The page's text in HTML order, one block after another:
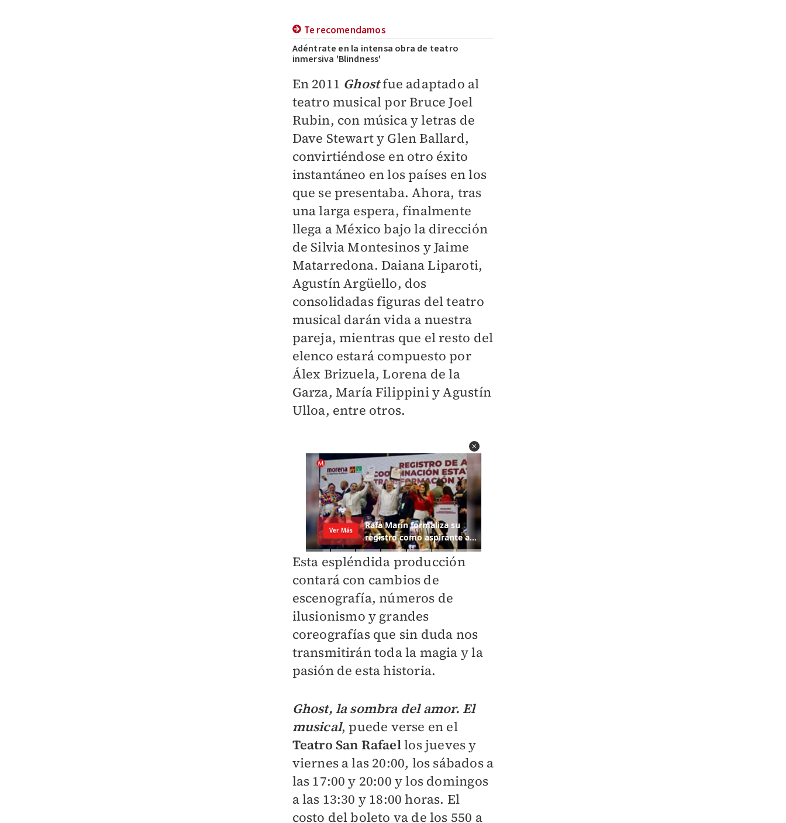
Te recomendamos
Adéntrate en la intensa obra de teatro
inmersiva 'Blindness'
En 2011 Ghostfue adaptado al
teatro musical por Bruce Joel
Rubin, con música y letras de
Dave Stewart y Glen Ballard,
convirtiéndose en otro éxito
instantáneo en los países en los
que se presentaba. Ahora, tras
una larga espera, finalmente
llega a México bajo la dirección
de Silvia Montesinos y Jaime
Matarredona. Daiana Liparoti,
Agustín Argüello, dos
consolidadas figuras del teatro
musical darán vida a nuestra
pareja, mientras que el resto del
elenco estará compuesto por
Álex Brizuela, Lorena de la
Garza, María Filippini y Agustín
Ulloa, entre otros.
Esta espléndida producción
contará con cambios de
escenografía, números de
ilusionismo y grandes
coreografías que sin duda nos
transmitirán toda la magia y la
pasión de esta historia.
Ghost, la sombra del amor. El
musical, puede verse en el
Teatro San Rafaellos jueves y
viernes a las 20:00, los sábados a
las 17:00 y 20:00 y los domingos
a las 13:30 y 18:00 horas. El
costo del boleto va de los 550 a